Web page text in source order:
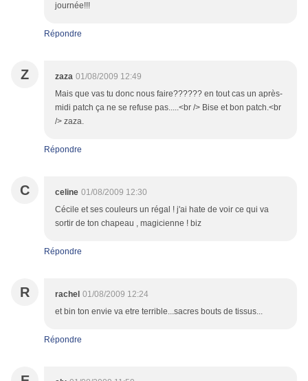
journée!!!
Répondre
Z zaza 01/08/2009 12:49
Mais que vas tu donc nous faire?????? en tout cas un après-
midi patch ça ne se refuse pas.....<br /> Bise et bon patch.<br
/> zaza.
Répondre
C celine 01/08/2009 12:30
Cécile et ses couleurs un régal ! j'ai hate de voir ce qui va
sortir de ton chapeau , magicienne ! biz
Répondre
R rachel 01/08/2009 12:24
et bin ton envie va etre terrible...sacres bouts de tissus...
Répondre